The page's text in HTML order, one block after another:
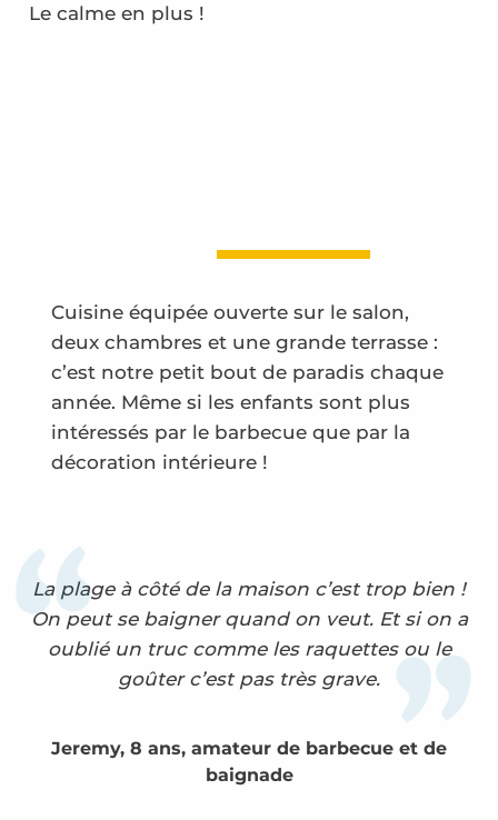
Le calme en plus !
Cuisine équipée ouverte sur le salon,
deux chambres et une grande terrasse :
c’est notre petit bout de paradis chaque
année. Même si les enfants sont plus
intéressés par le barbecue que par la
décoration intérieure !
La plage à côté de la maison c’est trop bien !
On peut se baigner quand on veut. Et si on a
oublié un truc comme les raquettes ou le
goûter c’est pas très grave.
Jeremy, 8 ans, amateur de barbecue et de
baignade